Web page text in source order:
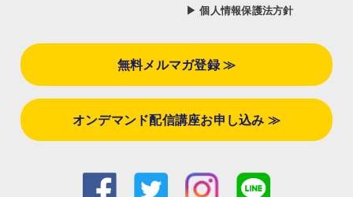
▶ 個人情報保護法方針
無料メルマガ登録 ≫
オンデマンド配信講座お申し込み ≫